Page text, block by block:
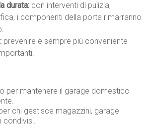
durata: con interventi di pulizia,
i componenti della porta rimarranno
prevenire è sempre più conveniente
per mantenere il garage domestico
chi gestisce magazzini, garage
condivisi.